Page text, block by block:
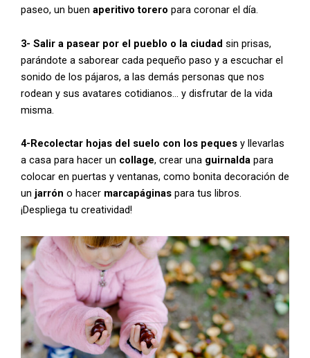
paseo, un buen aperitivo torero para coronar el día.
3- Salir a pasear por el pueblo o la ciudad sin prisas,
parándote a saborear cada pequeño paso y a escuchar el
sonido de los pájaros, a las demás personas que nos
rodean y sus avatares cotidianos… y disfrutar de la vida
misma.
4-Recolectar hojas del suelo con los peques y llevarlas
a casa para hacer un collage, crear una guirnalda para
colocar en puertas y ventanas, como bonita decoración de
un jarrón o hacer marcapáginas para tus libros.
¡Despliega tu creatividad!